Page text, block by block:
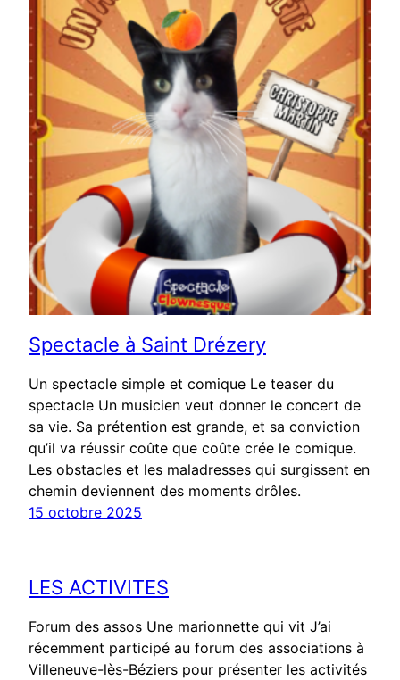
Spectacle à Saint Drézery
Un spectacle simple et comique Le teaser du
spectacle Un musicien veut donner le concert de
sa vie. Sa prétention est grande, et sa conviction
qu’il va réussir coûte que coûte crée le comique.
Les obstacles et les maladresses qui surgissent en
chemin deviennent des moments drôles.
15 octobre 2025
LES ACTIVITES
Forum des assos Une marionnette qui vit J’ai
récemment participé au forum des associations à
Villeneuve-lès-Béziers pour présenter les activités